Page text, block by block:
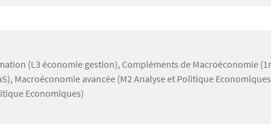
(L3 économie gestion), Compléments de Macroéconomie
Macroéconomie avancée (M2 Analyse et Politique
Economiques)